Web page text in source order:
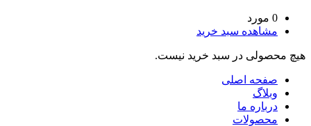
0 مورد
مشاهده سبد خرید
هیچ محصولی در سبد خرید نیست.
صفحه اصلی
وبلاگ
درباره ما
محصولات